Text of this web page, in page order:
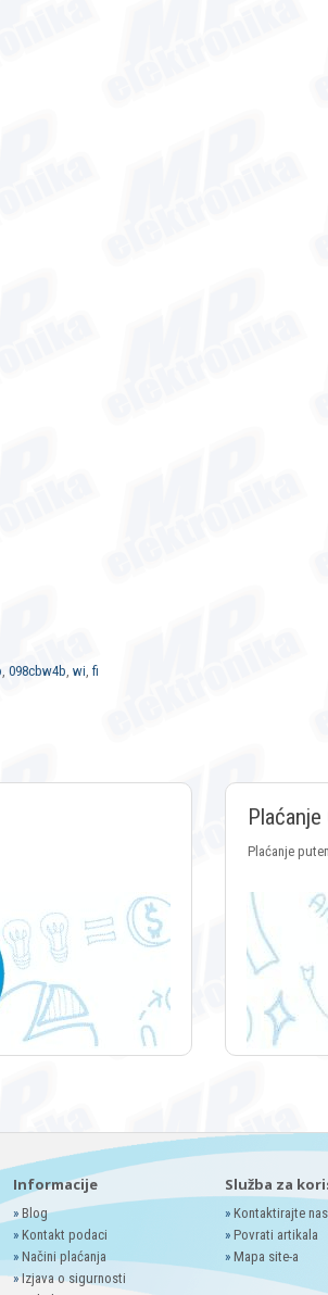
, 098cbw4b, wi, fi
Plaćanje
Informacije
» Blog
» Kontakt podaci
» Načini plaćanja
»Izjava o sigurnosti
Služba za
» Kontaktirajte nas
» Povrati artikala
» Mapa site-a